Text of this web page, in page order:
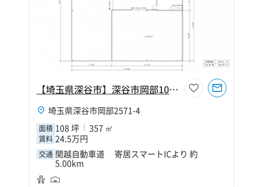
【埼玉県深谷市】深谷市岡部108坪工場
埼玉県深谷市岡部2571-4
面積 108 坪 357 ㎡
賃料 24.5万円
交通 関越自動車道 寄居スマートICより 約
5.00km